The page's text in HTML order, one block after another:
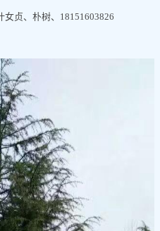
贞、朴树、18151603826